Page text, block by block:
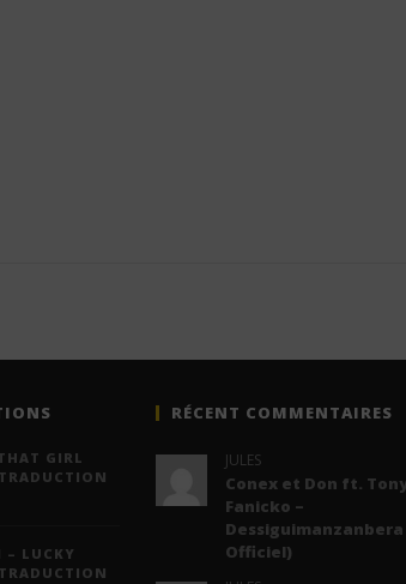
GIRL
– LUCKY
RÉCENT COMMENTAIRES
JULES
Conex et Don ft.
Fanicko –
Dessiguimanzanbera
Officiel)